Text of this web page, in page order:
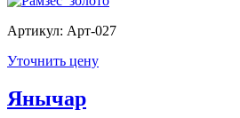
Артикул: Арт-027
Уточнить цену
Янычар